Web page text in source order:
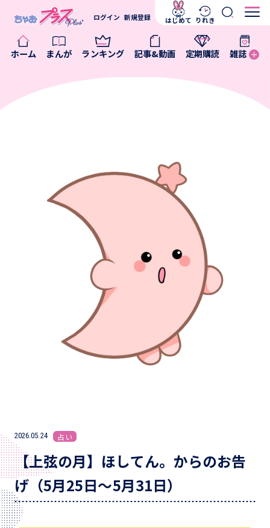
ホーム まんが ランキング 記事&動画 定期購読 雑誌
ログイン 新規登録 はじめて りれき
2026.05.24 占い
【上弦の月】ほしてん。からのお告
げ（5月25日～5月31日）